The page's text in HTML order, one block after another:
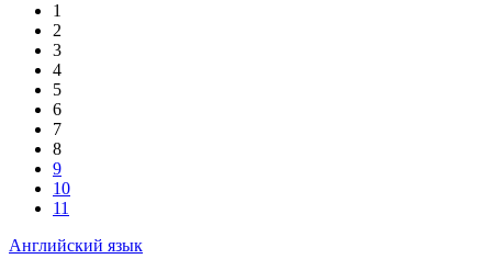
1
2
3
4
5
6
7
8
9
10
11
Английский язык